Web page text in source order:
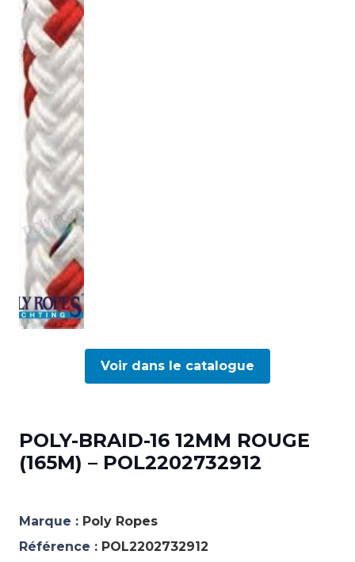
Voir dans le catalogue
POLY-BRAID-16 12MM ROUGE
(165M) – POL2202732912
Marque : Poly Ropes
Référence : POL2202732912